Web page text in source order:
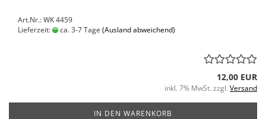
Art.Nr.: WK 4459
Lieferzeit:
ca. 3-7 Tage (Ausland abweichend)
12,00 EUR
inkl. 7% MwSt. zzgl. Versand
IN DEN WARENKORB